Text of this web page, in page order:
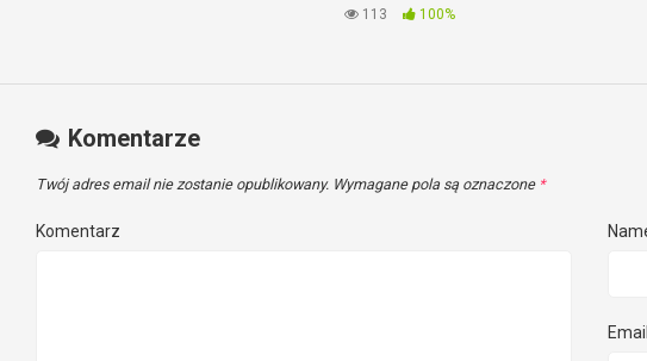
113 100%
Komentarze
Twój adres email nie zostanie opublikowany. Wymagane pola są oznaczone *
Komentarz
Email